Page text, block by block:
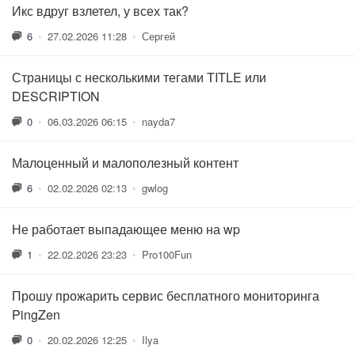
Икс вдруг взлетел, у всех так?
6 • 27.02.2026 11:28 • Сергей
Страницы с несколькими тегами TITLE или
DESCRIPTION
0 • 06.03.2026 06:15 • nayda7
Малоценный и малополезный контент
6 • 02.02.2026 02:13 • gwlog
Не работает выпадающее меню на wp
1 • 22.02.2026 23:23 • Pro100Fun
Прошу прожарить сервис бесплатного мониторинга
PingZen
0 • 20.02.2026 12:25 • Ilya